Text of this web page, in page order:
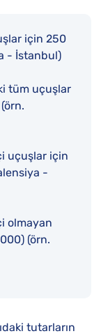
için 250
- İstanbul)
tüm uçuşlar
uçuşlar için
-
olmayan
(örn.
tutarların